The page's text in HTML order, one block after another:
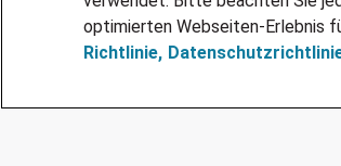
optimierten Webseiten-Erlebnis
Richtlinie,